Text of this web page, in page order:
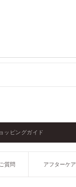
ッピングガイド
質問 アフターケア